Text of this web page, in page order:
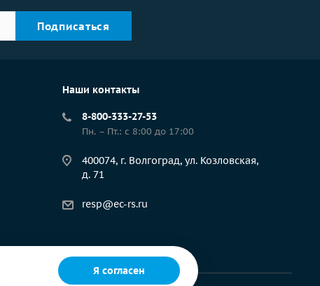
Наши контакты
8-800-333-27-53
Пн. – Пт.: с 8:00 до 17:00
400074, г. Волгоград, ул. Козловская,
д. 71
resp@ec-rs.ru
Я согласен